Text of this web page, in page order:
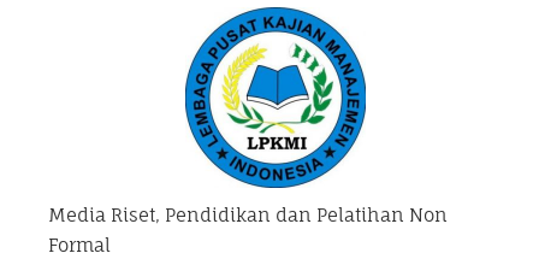
Media Riset, Pendidikan dan Pelatihan Non
Formal